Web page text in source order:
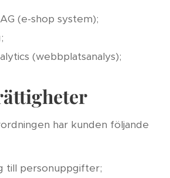
(e-shop system);
(webbplatsanalys);
har kunden följande
till personuppgifter;